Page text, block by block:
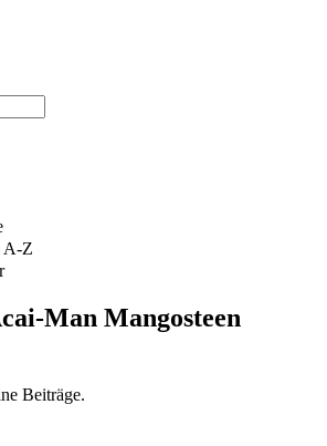
A-Z
Man Mangosteen
Beiträge.